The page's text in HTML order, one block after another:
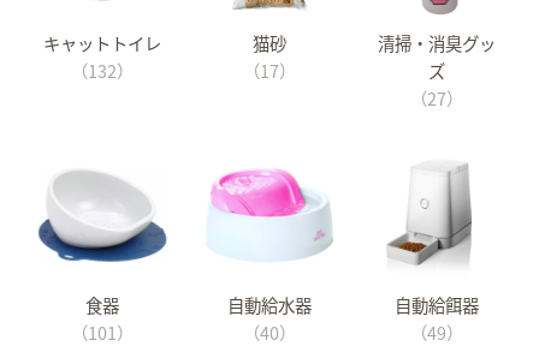
キャットトイレ
（132）
猫砂
（17）
清掃・消臭グッ
ズ
（27）
食器
（101）
自動給水器
（40）
自動給餌器
（49）